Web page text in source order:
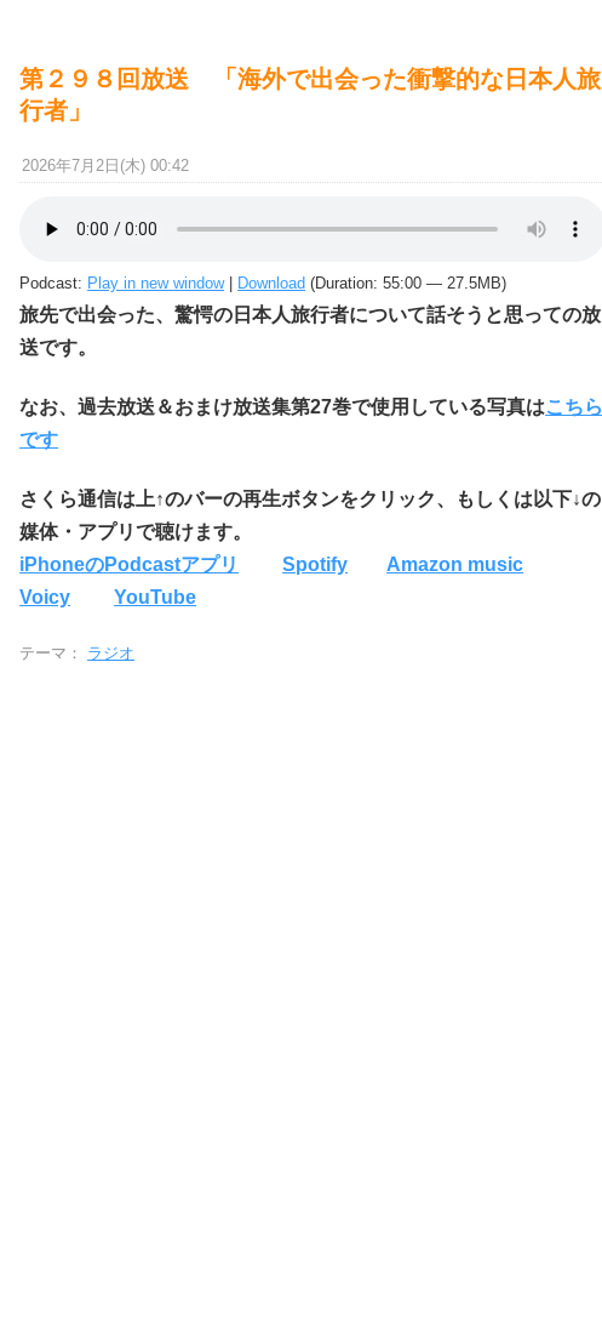
第２９８回放送 「海外で出会った衝撃的な日本人旅
行者」
2026年7月2日(木) 00:42
Podcast: Play in new window| Download (Duration: 55:00 — 27.5MB)
旅先で出会った、驚愕の日本人旅行者について話そうと思っての放
送です。
なお、過去放送＆おまけ放送集第27巻で使用している写真はこちら
です
さくら通信は上↑のバーの再生ボタンをクリック、もしくは以下↓の
媒体・アプリで聴けます。
iPhoneのPodcastアプリ
Spotify
Amazon music
Voicy
YouTube
テーマ： ラジオ